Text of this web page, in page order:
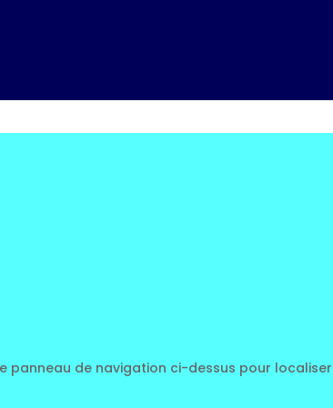
panneau de navigation ci-dessus pour